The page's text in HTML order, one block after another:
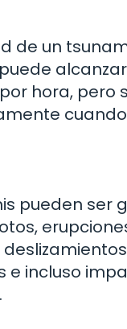
de un
hora, pero
pueden ser
e incluso